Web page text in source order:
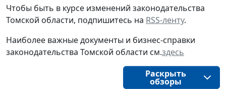
Чтобы быть в курсе изменений законодательства
Томской области, подпишитесь на RSS-ленту.
Наиболее важные документы и бизнес-справки
законодательства Томской области см.здесь
Раскрыть
обзоры